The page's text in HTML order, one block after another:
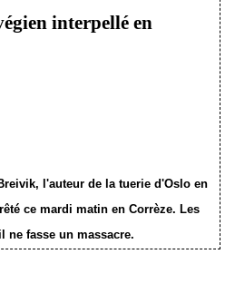
interpellé en
l'auteur de la tuerie d'Oslo en
ce mardi matin en Corrèze. Les
fasse un massacre.